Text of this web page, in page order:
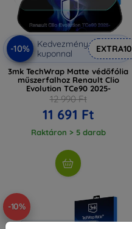
-10%
Kedvezmény
kuponnal
EXTRA10
3mk TechWrap Matte védőfólia
műszerfalhoz Renault Clio
Evolution TCe90 2025-
12 990 Ft
11 691 Ft
Raktáron > 5 darab
-10%